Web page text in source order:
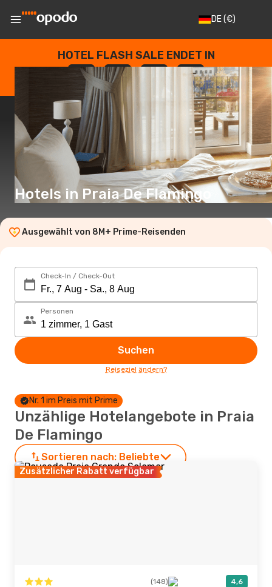
DE(€)
HOTEL FLASH SALE ENDET IN
--
TAGE
: --
STUNDEN
: --
SEKUNDEN
Hotels in Praia De Flamingo
Ausgewählt von 8M+ Prime-Reisenden
Check-In / Check-Out
Personen
Suchen
Reiseziel ändern?
Nr. 1 im Preis mit Prime
Unzählige Hotelangebote in Praia
De Flamingo
Sortieren nach: Beliebte
Zusätzlicher Rabatt verfügbar
(148) 4,6